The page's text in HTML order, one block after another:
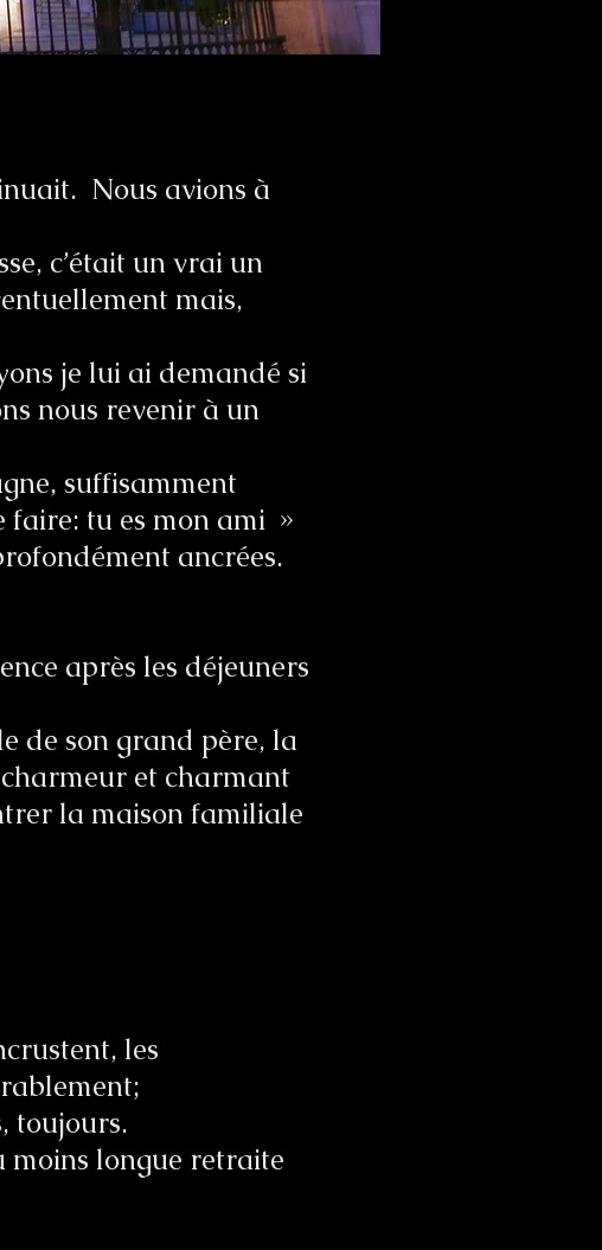
Nous avions à
c’était un vrai un
mais,
je lui ai demandé si
nous revenir à un
suffisamment
faire: tu es mon ami »
ancrées.
après les déjeuners
de son grand père, la
et charmant
la maison familiale
les
toujours.
moins longue retraite